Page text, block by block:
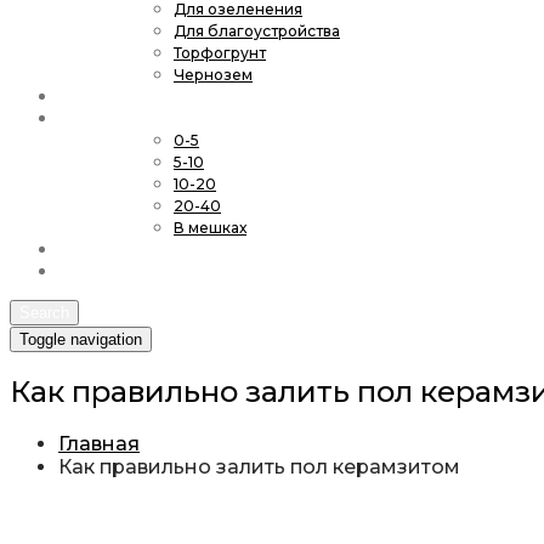
Для озеленения
Для благоустройства
Торфогрунт
Чернозем
0-5
5-10
10-20
20-40
В мешках
Toggle navigation
Как правильно залить пол
Главная
Как правильно залить пол керамзитом